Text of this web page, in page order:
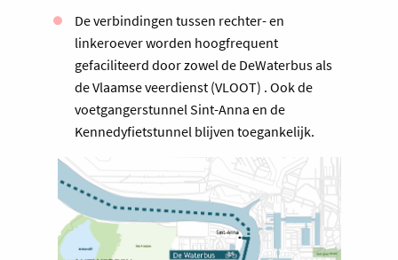
De verbindingen tussen rechter- en
linkeroever worden hoogfrequent
gefaciliteerd door zowel de DeWaterbus als
de Vlaamse veerdienst (VLOOT) . Ook de
voetgangerstunnel Sint-Anna en de
Kennedyfietstunnel blijven toegankelijk.